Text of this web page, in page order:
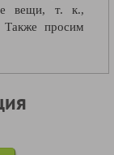
вещи, т. к.,
просим